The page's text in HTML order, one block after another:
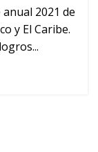
2021 de
y El Caribe.